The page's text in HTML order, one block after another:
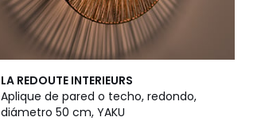
LA REDOUTE INTERIEURS
Aplique de pared o techo, redondo,
diámetro 50 cm, YAKU
4,6
/ 5